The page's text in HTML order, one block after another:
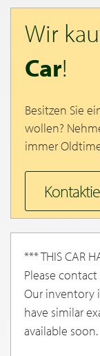
Wir
Car!
Besitzen Sie
wollen?
immer
*** THIS CAR
Please
Our inventory
have similar
available soon.